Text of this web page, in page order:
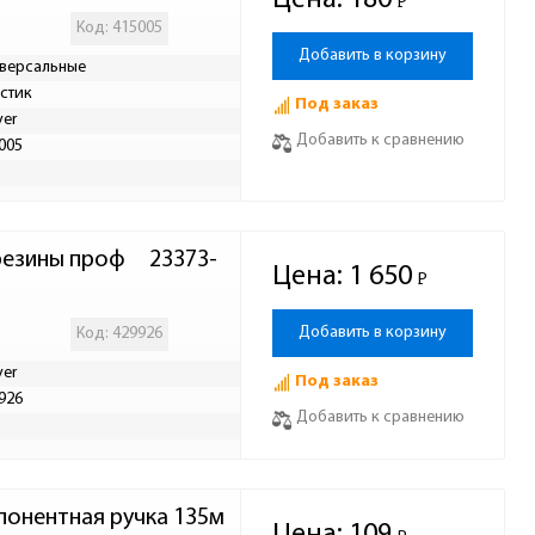
Код: 415005
-
Добавить в корзину
Под заказ
Добавить к сравнению
23373-
Код: 429926
Цена: 1 650 Р
-
Добавить в корзину
Под заказ
Добавить к сравнению
ручка 135м